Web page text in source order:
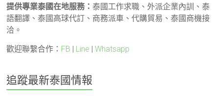
提供專業泰國在地服務：泰國工作求職、外派企業內訓、泰
語翻譯、泰國高球代訂、商務派車、代購貿易、泰國商機接
洽。
歡迎聯繫合作： FB Line |Whatsapp
追蹤最新泰國情報